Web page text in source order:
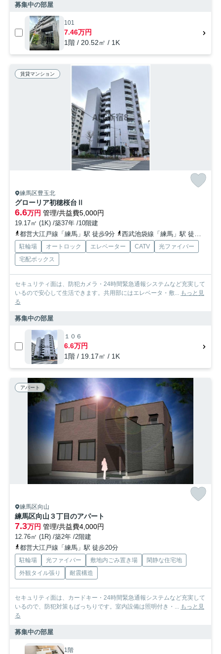
募集中の部屋
101
7.46万円
1階 / 20.52㎡ / 1K
賃貸マンション
練馬区豊玉北
グローリア初穂桜台Ⅱ
6.6万円 管理/共益費5,000円
19.17㎡ (1K) /築37年 /10階建
都営大江戸線「練馬」駅 徒歩9分
西武池袋線「練馬」駅 徒歩9分
駐輪場 オートロック エレベーター CATV
光ファイバー
宅配ボックス
セキュリティ面は、防犯カメラ・24時間緊急通報システムなど充実して
いるので安心して生活できます。共用部にはエレベータ・敷... もっと見
る
募集中の部屋
１０６
6.6万円
1階 / 19.17㎡ / 1K
アパート
練馬区向山
練馬区向山３丁目のアパート
7.3万円 管理/共益費4,000円
12.76㎡ (1R) /築2年 /2階建
都営大江戸線「練馬」駅 徒歩20分
駐輪場 光ファイバー 敷地内ごみ置き場
閑静な住宅地
外観タイル張り
耐震構造
セキュリティ面は、カードキー・24時間緊急通報システムなど充実して
いるので、防犯対策もばっちりです。室内設備は照明付き・... もっと見
る
募集中の部屋
1階